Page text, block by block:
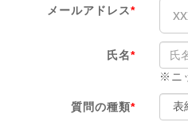
メールアドレス*
氏名*
※ニ
質問の種類*